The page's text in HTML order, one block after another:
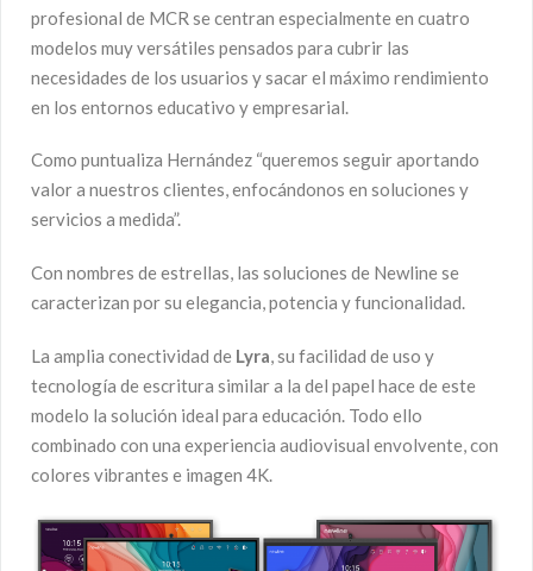
profesional de MCR se centran especialmente en cuatro
modelos muy versátiles pensados para cubrir las
necesidades de los usuarios y sacar el máximo rendimiento
en los entornos educativo y empresarial.
Como puntualiza Hernández “queremos seguir aportando
valor a nuestros clientes, enfocándonos en soluciones y
servicios a medida”.
Con nombres de estrellas, las soluciones de Newline se
caracterizan por su elegancia, potencia y funcionalidad.
La amplia conectividad de Lyra, su facilidad de uso y
tecnología de escritura similar a la del papel hace de este
modelo la solución ideal para educación. Todo ello
combinado con una experiencia audiovisual envolvente, con
colores vibrantes e imagen 4K.